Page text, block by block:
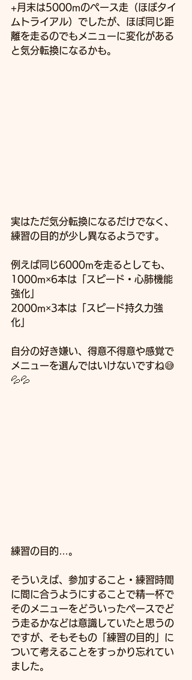
+月末は5000mのペース走（ほぼタイ
ムトライアル）でしたが、ほぼ同じ距
離を走るのでもメニューに変化がある
と気分転換になるかも。
実はただ気分転換になるだけでなく、
練習の目的が少し異なるようです。
例えば同じ6000mを走るとしても、
1000m×6本は「スピード・心肺機能
強化」
2000m×3本は「スピード持久力強
化」
自分の好き嫌い、得意不得意や感覚で
メニューを選んではいけないですね😅
💦💦
練習の目的…。
そういえば、参加すること・練習時間
に間に合うようにすることで精一杯で
そのメニューをどういったペースでど
う走るかなどは意識していたと思うの
ですが、そもそもの「練習の目的」に
ついて考えることをすっかり忘れてい
ました。